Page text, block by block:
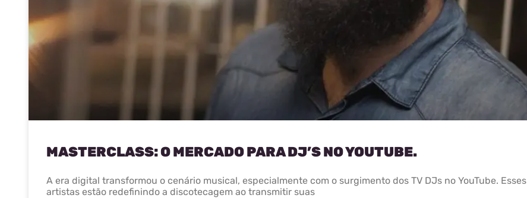
MASTERCLASS: O MERCADO PARA DJ’S NO YOUTUBE.
A era digital transformou o cenário musical, especialmente com o surgimento dos TV DJs no YouTube. Esses
artistas estão redefinindo a discotecagem ao transmitir suas